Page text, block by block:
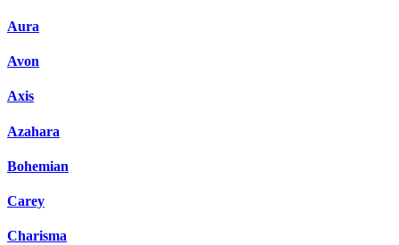
Aura
Avon
Axis
Azahara
Bohemian
Carey
Charisma